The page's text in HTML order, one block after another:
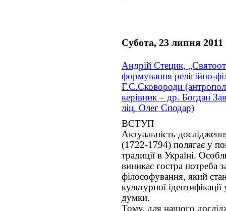
Субота, 23 липня 2011
Андрій Стецик,
формування релігійно-
Г.С.Сковороди
керівник – др. Богдан
ліц. Олег Сподар)
ВСТУП
Актуальність
(1722-1794) полягає у
традиції в Україні.
виникає гостра потреба
філософування, який
культурної
думки.
Тому, для нашого